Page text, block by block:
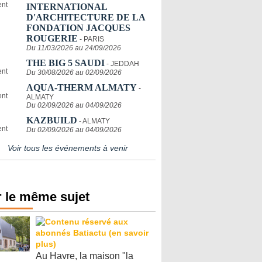
INTERNATIONAL
D'ARCHITECTURE DE LA
FONDATION JACQUES
ROUGERIE - PARIS
Du 11/03/2026 au 24/09/2026
THE BIG 5 SAUDI - JEDDAH
Du 30/08/2026 au 02/09/2026
AQUA-THERM ALMATY -
ALMATY
Du 02/09/2026 au 04/09/2026
KAZBUILD - ALMATY
Du 02/09/2026 au 04/09/2026
Voir tous les événements à venir
le même sujet
Au Havre, la maison "la